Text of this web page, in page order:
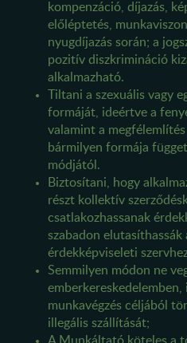
kompenzáció, díjazás,
előléptetés,
nyugdíjazás során; a
pozitív diszkrimináció
alkalmazható.
Tiltani a szexuális vagy
formáját, ideértve a
valamint a
bármilyen formája
módjától.
Biztosítani, hogy
részt kollektív
csatlakozhassanak
szabadon elutasíthassák
érdekképviseleti
Semmilyen módon ne
emberkereskedelemben,
munkavégzés céljából
illegális szállítását;